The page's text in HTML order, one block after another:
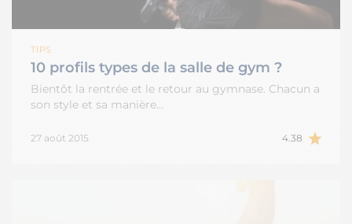
TIPS
10 profils types de la salle de gym ?
Bientôt la rentrée et le retour au gymnase. Chacun a
son style et sa manière…
27 août 2015 4.38